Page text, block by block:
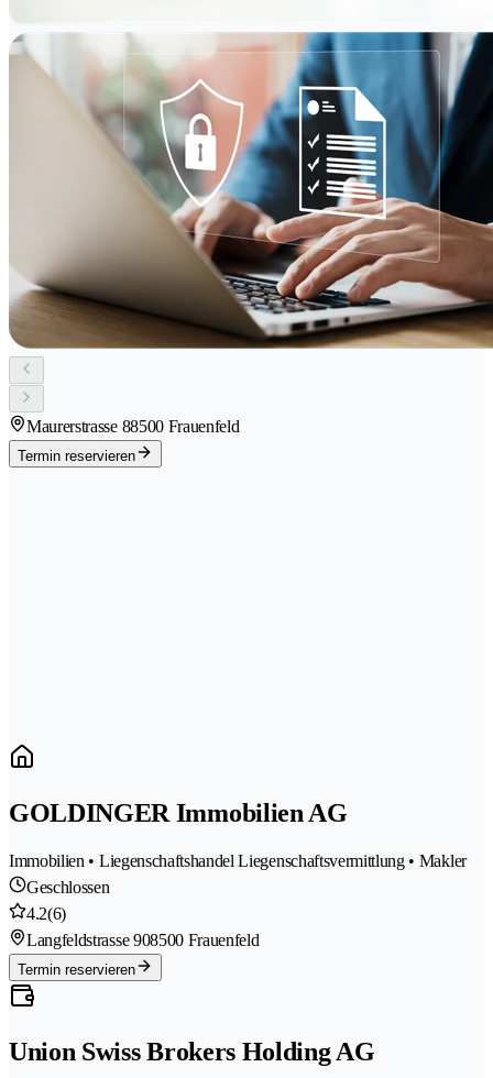
Maurerstrasse 88500 Frauenfeld
Termin reservieren
GOLDINGER Immobilien AG
Immobilien • Liegenschaftshandel Liegenschaftsvermittlung • Makler
Geschlossen
4.2(6)
Langfeldstrasse 908500 Frauenfeld
Termin reservieren
Union Swiss Brokers Holding AG